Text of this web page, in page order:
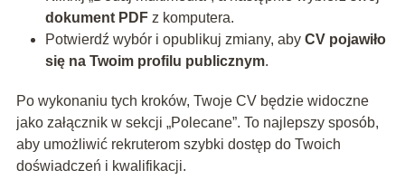
dokument PDFz komputera.
Potwierdź wybór i opublikuj zmiany, aby CV pojawiło
się na Twoim profilu publicznym.
Po wykonaniu tych kroków, Twoje CV będzie widoczne
jako załącznik w sekcji „Polecane”. To najlepszy sposób,
aby umożliwić rekruterom szybki dostęp do Twoich
doświadczeń i kwalifikacji.